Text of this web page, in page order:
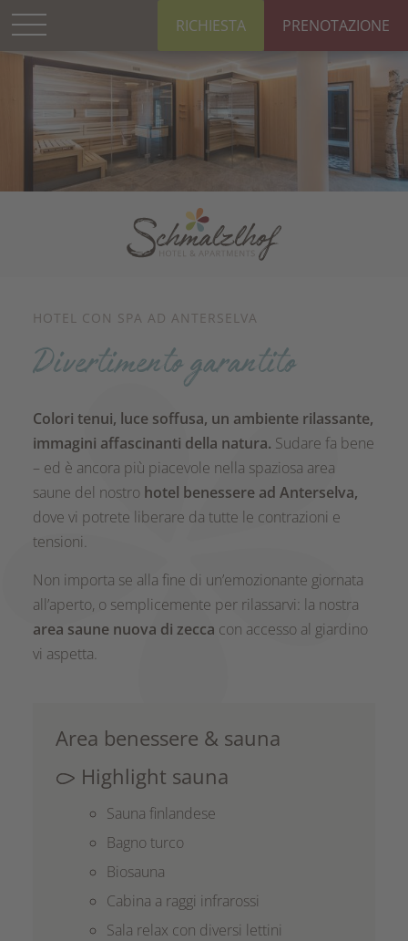
RICHIESTA PRENOTAZIONE
HOTEL CON SPA AD ANTERSELVA
Divertimento garantito
Colori tenui, luce soffusa, un ambiente rilassante,
immagini affascinanti della natura. Sudare fa bene
– ed è ancora più piacevole nella spaziosa area
saune del nostrohotel benessere ad Anterselva,
dove vi potrete liberare da tutte le contrazioni e
tensioni.
Non importa se alla fine di un’emozionante giornata
all’aperto, o semplicemente per rilassarvi: la nostra
area saune nuova di zecca con accesso al giardino
vi aspetta.
Area benessere & sauna
Highlight sauna
Sauna finlandese
Bagno turco
Biosauna
Cabina a raggi infrarossi
Sala relax con diversi lettini